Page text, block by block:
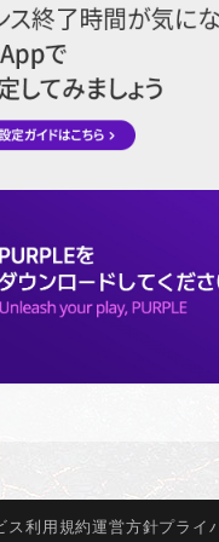
ス 利用規約運営方針プライ